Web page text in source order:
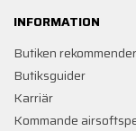
INFORMATION
Butiken
Butiksguider
Karriär
Kommande